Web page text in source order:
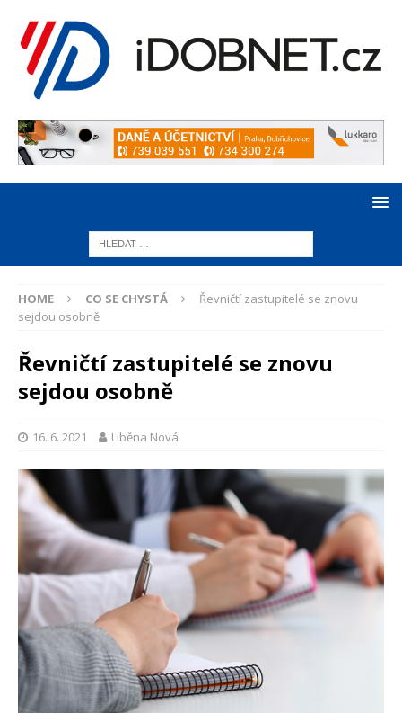
HOME CO SE CHYSTÁ
Řevničtí zastupitelé se znovu
sejdou osobně
Řevničtí zastupitelé se znovu
sejdou osobně
16. 6. 2021 Liběna Nová